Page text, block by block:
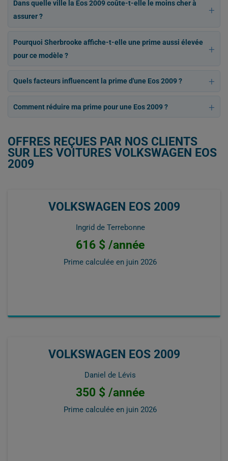
Dans quelle ville la Eos 2009 coûte-t-elle le moins cher à
assurer ?
Pourquoi Sherbrooke affiche-t-elle une prime aussi élevée
pour ce modèle ?
Quels facteurs influencent la prime d'une Eos 2009 ?
Comment réduire ma prime pour une Eos 2009 ?
OFFRES REÇUES PAR NOS CLIENTS
SUR LES VOITURES VOLKSWAGEN EOS
2009
VOLKSWAGEN EOS 2009
Ingrid de Terrebonne
616 $ /année
Prime calculée en juin 2026
VOLKSWAGEN EOS 2009
Daniel de Lévis
350 $ /année
Prime calculée en juin 2026